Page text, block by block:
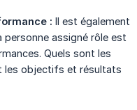
: Il est également
assigné rôle est
Quels sont les
les objectifs et résultats